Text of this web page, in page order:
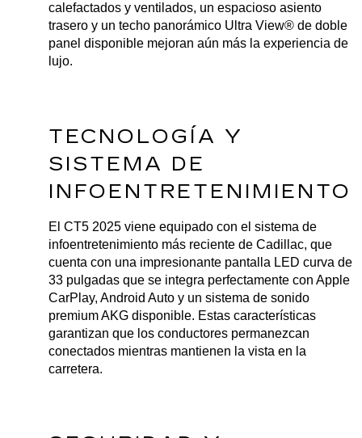
calefactados y ventilados, un espacioso asiento
trasero y un techo panorámico Ultra View® de doble
panel disponible mejoran aún más la experiencia de
lujo.
TECNOLOGÍA Y
SISTEMA DE
INFOENTRETENIMIENTO
El CT5 2025 viene equipado con el sistema de
infoentretenimiento más reciente de Cadillac, que
cuenta con una impresionante pantalla LED curva de
33 pulgadas que se integra perfectamente con Apple
CarPlay, Android Auto y un sistema de sonido
premium AKG disponible. Estas características
garantizan que los conductores permanezcan
conectados mientras mantienen la vista en la
carretera.